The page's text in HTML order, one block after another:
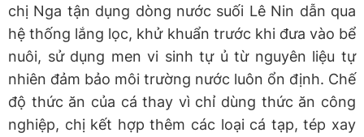
chị Nga tận dụng dòng nước suối Lê Nin dẫn qua
hệ thống lắng lọc, khử khuẩn trước khi đưa vào bể
nuôi, sử dụng men vi sinh tự ủ từ nguyên liệu tự
nhiên đảm bảo môi trường nước luôn ổn định. Chế
độ thức ăn của cá thay vì chỉ dùng thức ăn công
nghiệp, chị kết hợp thêm các loại cá tạp, tép xay